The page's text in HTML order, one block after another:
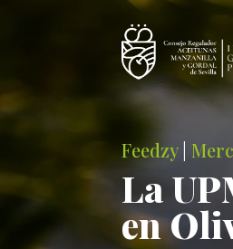
Feedzy|
La
en